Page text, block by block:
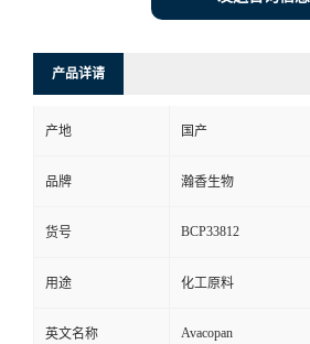
产品详请
产地 国产
品牌 瀚香生物
货号 BCP33812
用途 化工原料
英文名称 Avacopan